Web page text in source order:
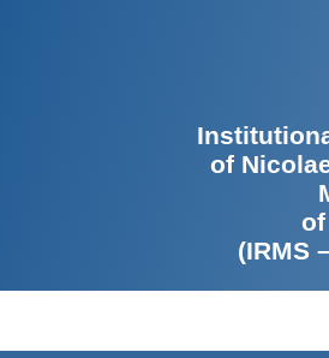
of
(IRMS